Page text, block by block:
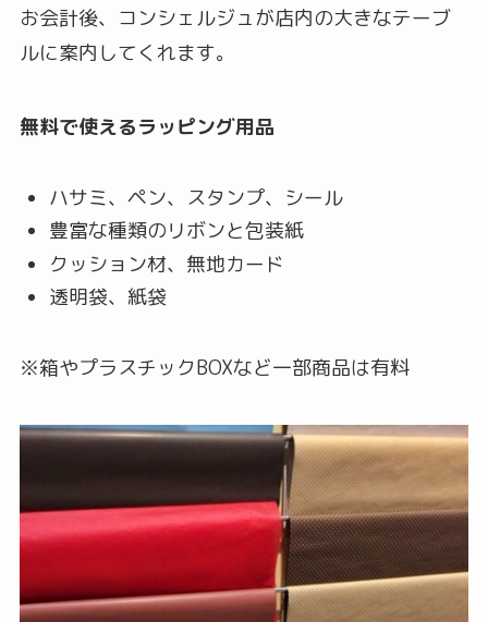
お会計後、コンシェルジュが店内の大きなテーブ
ルに案内してくれます。
無料で使えるラッピング用品
ハサミ、ペン、スタンプ、シール
豊富な種類のリボンと包装紙
クッション材、無地カード
透明袋、紙袋
※箱やプラスチックBOXなど一部商品は有料